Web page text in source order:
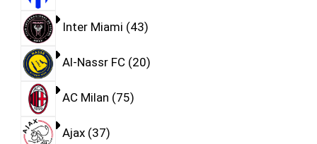
Inter Miami 43
Al-Nassr FC 20
AC Milan 75
Ajax 37